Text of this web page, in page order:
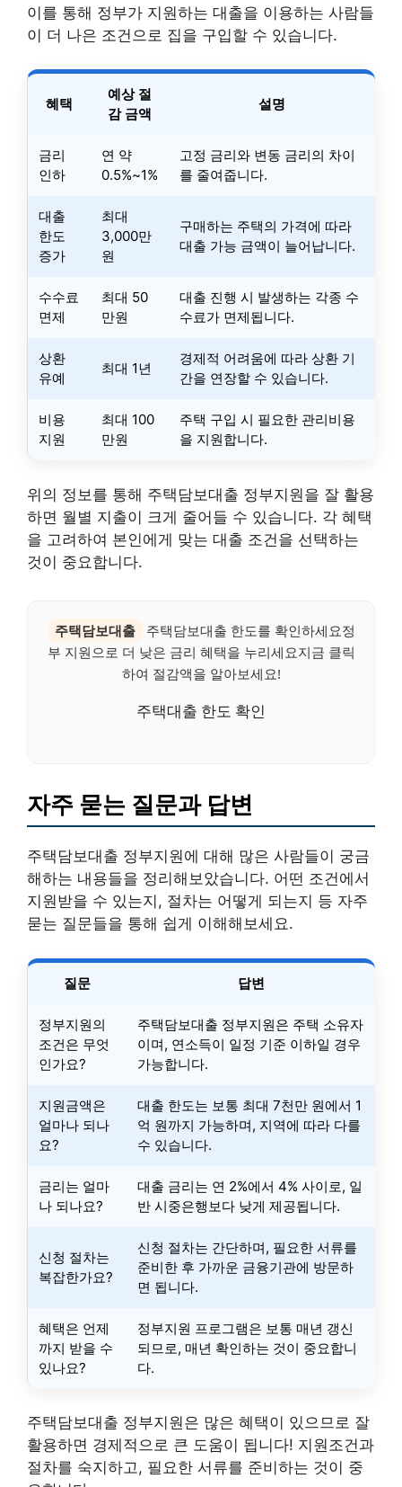
이를 통해 정부가 지원하는 대출을 이용하는 사람들
이 더 나은 조건으로 집을 구입할 수 있습니다.
혜택
예상 절
감 금액
설명
금리
인하
연 약
0.5%~1%
고정 금리와 변동 금리의 차이
를 줄여줍니다.
대출
한도
증가
최대
3,000만
원
구매하는 주택의 가격에 따라
대출 가능 금액이 늘어납니다.
수수료
면제
최대 50
만원
대출 진행 시 발생하는 각종 수
수료가 면제됩니다.
상환
유예
최대 1년
경제적 어려움에 따라 상환 기
간을 연장할 수 있습니다.
비용
지원
최대 100
만원
주택 구입 시 필요한 관리비용
을 지원합니다.
위의 정보를 통해 주택담보대출 정부지원을 잘 활용
하면 월별 지출이 크게 줄어들 수 있습니다. 각 혜택
을 고려하여 본인에게 맞는 대출 조건을 선택하는
것이 중요합니다.
주택담보대출
주택담보대출 한도를 확인하세요정
부 지원으로 더 낮은 금리 혜택을 누리세요지금 클릭
하여 절감액을 알아보세요!
주택대출 한도 확인
자주 묻는 질문과 답변
주택담보대출 정부지원에 대해 많은 사람들이 궁금
해하는 내용들을 정리해보았습니다. 어떤 조건에서
지원받을 수 있는지, 절차는 어떻게 되는지 등 자주
묻는 질문들을 통해 쉽게 이해해보세요.
질문 답변
정부지원의
조건은 무엇
인가요?
주택담보대출 정부지원은 주택 소유자
이며, 연소득이 일정 기준 이하일 경우
가능합니다.
지원금액은
얼마나 되나
요?
대출 한도는 보통 최대 7천만 원에서 1
억 원까지 가능하며, 지역에 따라 다를
수 있습니다.
금리는 얼마
나 되나요?
대출 금리는 연 2%에서 4% 사이로, 일
반 시중은행보다 낮게 제공됩니다.
신청 절차는
복잡한가요?
신청 절차는 간단하며, 필요한 서류를
준비한 후 가까운 금융기관에 방문하
면 됩니다.
혜택은 언제
까지 받을 수
있나요?
정부지원 프로그램은 보통 매년 갱신
되므로, 매년 확인하는 것이 중요합니
다.
주택담보대출 정부지원은 많은 혜택이 있으므로 잘
활용하면 경제적으로 큰 도움이 됩니다! 지원조건과
절차를 숙지하고, 필요한 서류를 준비하는 것이 중